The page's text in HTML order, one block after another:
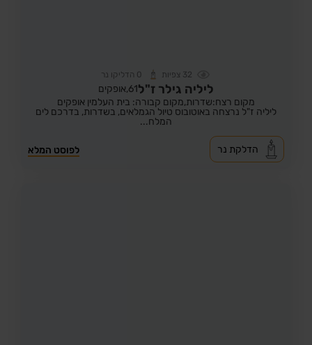
32 צפיות 0 הדליקו נר
ליליה גילר ז"ל61, אופקים
מקום רצח:שדרות,מקום קבורה: בית העלמין אופקים
ליליה ז"ל נרצחה באוטובוס טיול הגמלאים, בשדרות, בדרכם לים
המלח...
לפוסט המלא הדלקת נר